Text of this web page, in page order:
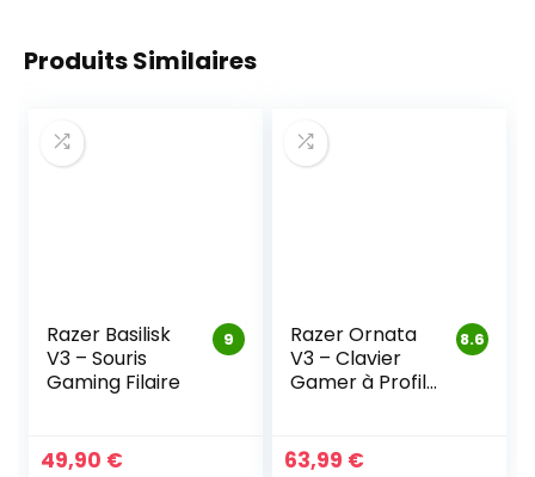
Produits Similaires
9
Razer Basilisk
V3 – Souris
Gaming Filaire
49,90 €
8.6
Razer Ornata
V3 – Clavier
Gamer à Profil
63,99 €